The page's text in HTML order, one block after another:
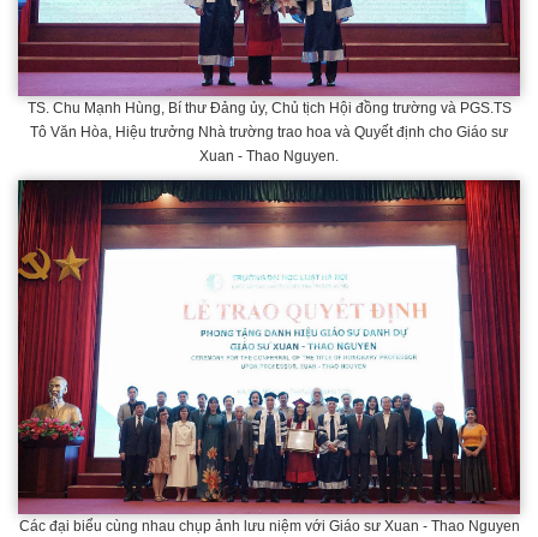
TS. Chu Mạnh Hùng, Bí thư Đảng ủy, Chủ tịch Hội đồng trường và PGS.TS
Tô Văn Hòa, Hiệu trưởng Nhà trường trao hoa và Quyết định cho Giáo sư
Xuan - Thao Nguyen.
Các đại biểu cùng nhau chụp ảnh lưu niệm với Giáo sư Xuan - Thao Nguyen